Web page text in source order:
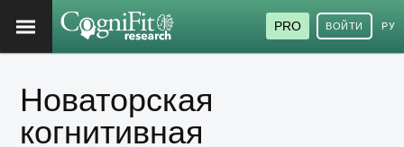
PRO ВОЙТИ
Новаторская
когнитивная